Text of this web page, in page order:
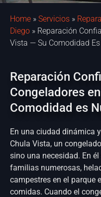
Home » Servicios »
Diego » Reparación
Vista — Su Comodidad
Reparación
Congeladores
Comodidad es
En una ciudad dinámica
Chula Vista, un
sino una necesidad. En
familias numerosas,
campestres en el parque
comidas. Cuando el